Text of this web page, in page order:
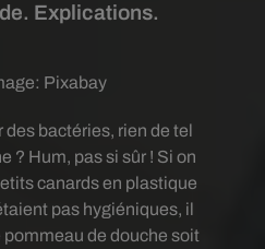
Explications.
Pixabay
des bactéries, rien de tel
? Hum, pas si sûr ! Si on
canards en plastique
pas hygiéniques, il
de douche soit